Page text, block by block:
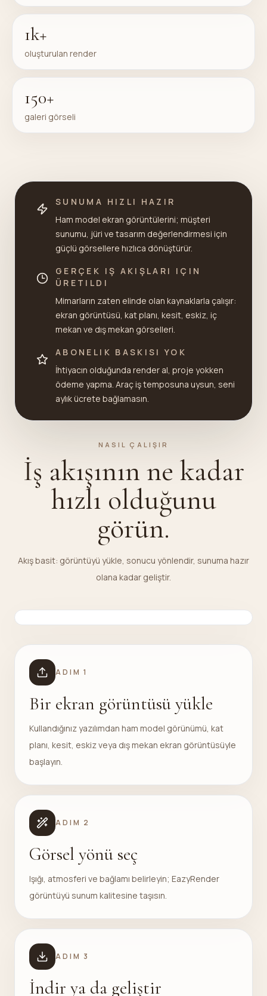
1k+
oluşturulan render
150+
galeri görseli
SUNUMA HIZLI HAZIR
Ham model ekran görüntülerini; müşteri
sunumu, jüri ve tasarım değerlendirmesi için
güçlü görsellere hızlıca dönüştürür.
GERÇEK IŞ AKIŞLARI IÇIN
ÜRETILDI
Mimarların zaten elinde olan kaynaklarla çalışır:
ekran görüntüsü, kat planı, kesit, eskiz, iç
mekan ve dış mekan görselleri.
ABONELIK BASKISI YOK
İhtiyacın olduğunda render al, proje yokken
ödeme yapma. Araç iş temposuna uysun, seni
aylık ücrete bağlamasın.
NASIL ÇALIŞIR
İş akışının ne kadar
hızlı olduğunu
görün.
Akış basit: görüntüyü yükle, sonucu yönlendir, sunuma hazır
olana kadar geliştir.
ADIM 1
Bir ekran görüntüsü yükle
Kullandığınız yazılımdan ham model görünümü, kat
planı, kesit, eskiz veya dış mekan ekran görüntüsüyle
başlayın.
ADIM 2
Görsel yönü seç
Işığı, atmosferi ve bağlamı belirleyin; EazyRender
görüntüyü sunum kalitesine taşısın.
ADIM 3
İndir ya da geliştir